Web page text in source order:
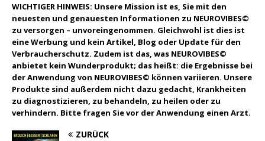
WICHTIGER HINWEIS: Unsere Mission ist es, Sie mit den
neuesten und genauesten Informationen zu NEUROVIBES©
zu versorgen – unvoreingenommen. Gleichwohl ist dies ist
eine Werbung und kein Artikel, Blog oder Update für den
Verbraucherschutz. Zudem ist das, was NEUROVIBES©
anbietet kein Wunderprodukt; das heißt: die Ergebnisse bei
der Anwendung von NEUROVIBES© können variieren. Unsere
Produkte sind außerdem nicht dazu gedacht, Krankheiten
zu diagnostizieren, zu behandeln, zu heilen oder zu
verhindern. Bitte fragen Sie vor der Anwendung einen Arzt.
ZURÜCK